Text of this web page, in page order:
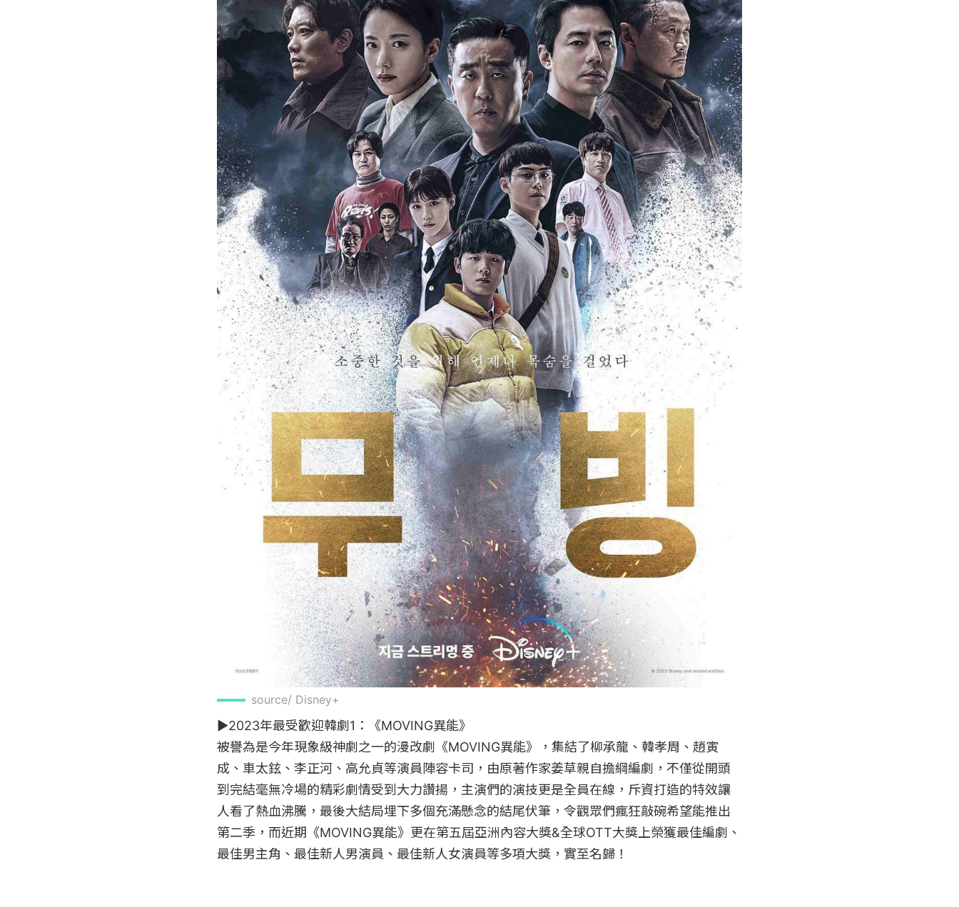
source/ Disney+
▶2023年最受歡迎韓劇1：《MOVING異能》
被譽為是今年現象級神劇之一的漫改劇《MOVING異能》，集結了柳承龍、韓孝周、趙寅
成、車太鉉、李正河、高允貞等演員陣容卡司，由原著作家姜草親自擔綱編劇，不僅從開頭
到完結毫無冷場的精彩劇情受到大力讚揚，主演們的演技更是全員在線，斥資打造的特效讓
人看了熱血沸騰，最後大結局埋下多個充滿懸念的結尾伏筆，令觀眾們瘋狂敲碗希望能推出
第二季，而近期《MOVING異能》更在第五屆亞洲內容大獎&全球OTT大獎上榮獲最佳編劇、
最佳男主角、最佳新人男演員、最佳新人女演員等多項大獎，實至名歸！